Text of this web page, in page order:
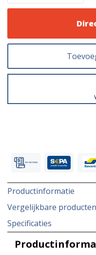
Productinformatie
Vergelijkbare producten
Specificaties